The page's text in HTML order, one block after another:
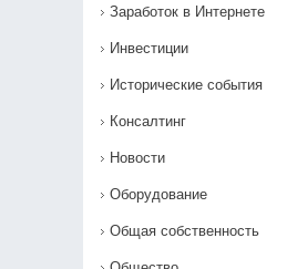
Заработок в Интернете
Инвестиции
Исторические события
Консалтинг
Новости
Оборудование
Общая собственность